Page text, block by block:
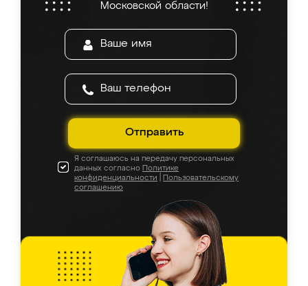
Московской области!
Отправить
Я соглашаюсь на передачу персональных
данных согласно Политике
конфиденциальности
Пользовательскому
соглашению